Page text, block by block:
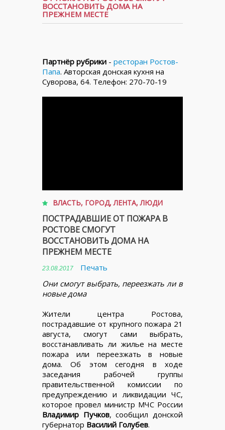
ВОССТАНОВИТЬ ДОМА НА
ПРЕЖНЕМ МЕСТЕ
Партнёр рубрики - ресторан Ростов-
Папа. Авторская донская кухня на
Суворова, 64. Телефон: 270-70-19
ВЛАСТЬ, ГОРОД,ЛЕНТА,ЛЮДИ
ПОСТРАДАВШИЕ ОТ ПОЖАРА В
РОСТОВЕ СМОГУТ
ВОССТАНОВИТЬ ДОМА НА
ПРЕЖНЕМ МЕСТЕ
23.08.2017
Печать
Они смогут выбрать, переезжать ли в
новые дома
Жители центра Ростова,
пострадавшие от крупного пожара 21
августа, смогут сами выбрать,
восстанавливать ли жилье на месте
пожара или переезжать в новые
дома. Об этом сегодня в ходе
заседания рабочей группы
правительственной комиссии по
предупреждению и ликвидации ЧС,
которое провел министр МЧС России
Владимир Пучков, сообщил донской
губернатор Василий Голубев.